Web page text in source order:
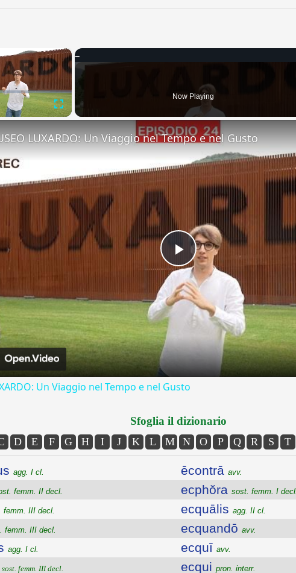
×
Fullscreen
Now Playing
Play
Video
LUXARDO: Un Viaggio nel Tempo e nel Gusto
Un Viaggio nel Tempo e nel Gusto
Sfoglia il dizionario
D E F G H I J K L M N O P Q R S T
agg. I cl.
femm. II decl.
femm. III decl.
femm. III decl.
agg. I cl.
sost. femm. III decl.
ēcontrā avv.
ecphŏra sost. femm. I decl.
ecquālis agg. II cl.
ecquandō avv.
ecquī avv.
ecqui pron. interr.